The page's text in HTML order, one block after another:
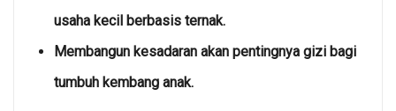
usaha kecil berbasis ternak.
Membangun kesadaran akan pentingnya gizi bagi
tumbuh kembang anak.